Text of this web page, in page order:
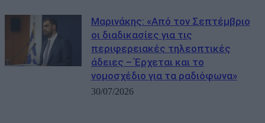
Μαρινάκης: «Από τον Σεπτέμβριο
οι διαδικασίες για τις
περιφερειακές τηλεοπτικές
άδειες – Έρχεται και το
νομοσχέδιο για τα ραδιόφωνα»
30/07/2026